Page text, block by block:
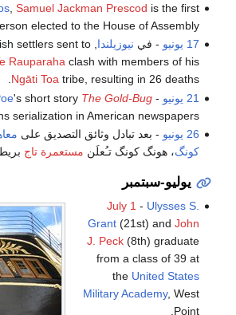
, Samuel Jackman Prescod is the first
elected to the House of Assembly.
17 يونيو
- في نيوزيلندا settlers sent to
Rauparahaclash with members of his
Ngāti Toatribe, resulting in 26 deaths.
21 يونيو
-
's short story The Gold-Bug
serialization in American newspapers.
26 يونيو
- بعد تبادل وثائق التصديق على
كونگ، هونگ كونگ تـُعلَن مستعمرة تاج
يوليو-سبتمبر
July 1 - Ulysses S.
Grant(21st) and John
J. Peck(8th) graduate
from a class of 39 at
the United States
Military Academy, West
Point.